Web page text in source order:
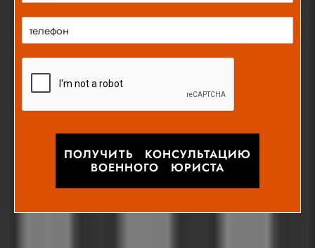
ПОЛУЧИТЬ КОНСУЛЬТАЦИЮ
ВОЕННОГО ЮРИСТА